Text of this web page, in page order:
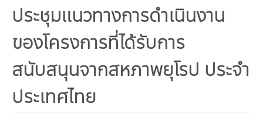
กองทุนสุขภาพกับสภาวะโลกร้อน
ประชุมแนวทางการดำเนินงาน
ของโครงการที่ได้รับการ
สนับสนุนจากสหภาพยุโรป ประจำ
ประเทศไทย